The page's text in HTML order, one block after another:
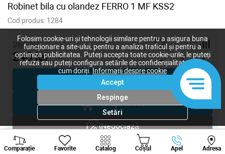
Robinet bila cu olandez FERRO 1 MF KSS2
Cod produs: 1284
269lei
240lei - +
Cumpără acum
Adaugă în coș
Negociază
Solicitare inginer
Comparație Favorite Catalog Coșul Apel Adresa
Viber Whatsapp
Folosim cookie-uri și tehnologii similare pentru a asigura buna
funcționare a site-ului, pentru a analiza traficul și pentru a
optimiza publicitatea. Puteți accepta toate cookie-urile, le puteți
refuza sau puteți configura setările de confidențialitate după
cum doriți.Informații despre cookie
Accept
Respinge
Setări